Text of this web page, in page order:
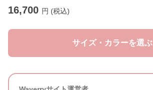
16,700 円 (税込)
サイズ・カラーを選ぶ